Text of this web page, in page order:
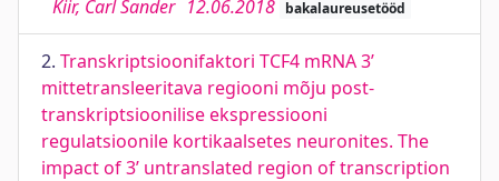
Kiir, Carl Sander 12.06.2018 bakalaureusetööd
2. Transkriptsioonifaktori TCF4 mRNA 3’
mittetransleeritava regiooni mõju post-
transkriptsioonilise ekspressiooni
regulatsioonile kortikaalsetes neuronites. The
impact of 3’ untranslated region of transcription